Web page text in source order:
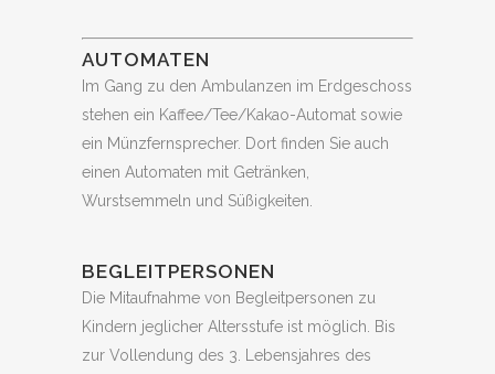
AUTOMATEN
Im Gang zu den Ambulanzen im Erdgeschoss
stehen ein Kaffee/Tee/Kakao-Automat sowie
ein Münzfernsprecher. Dort finden Sie auch
einen Automaten mit Getränken,
Wurstsemmeln und Süßigkeiten.
BEGLEITPERSONEN
Die Mitaufnahme von Begleitpersonen zu
Kindern jeglicher Altersstufe ist möglich. Bis
zur Vollendung des 3. Lebensjahres des